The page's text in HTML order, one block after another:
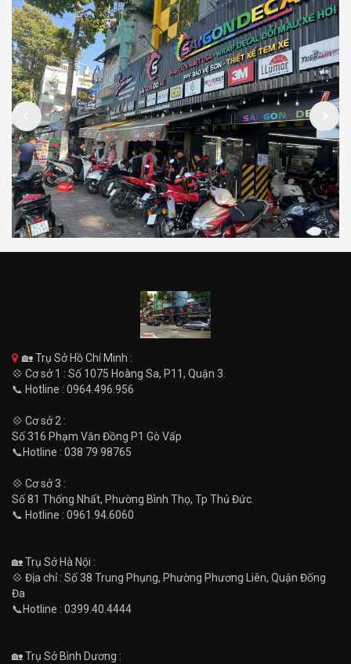
🏡 Trụ Sở Hồ Chí Minh :
💠 Cơ sở 1 : Số 1075 Hoàng Sa, P11, Quận 3.
📞 Hotline : 0964.496.956
💠 Cơ sở 2 :
Số 316 Phạm Văn Đồng P1 Gò Vấp
📞Hotline : 038 79 98765
💠 Cơ sở 3 :
Số 81 Thống Nhất, Phường Bình Thọ, Tp Thủ Đức.
📞 Hotline : 0961.94.6060
🏡 Trụ Sở Hà Nội :
💠 Địa chỉ : Số 38 Trung Phụng, Phường Phương Liên, Quận Đống
Đa
📞Hotline : 0399.40.4444
🏡 Trụ Sở Bình Dương :